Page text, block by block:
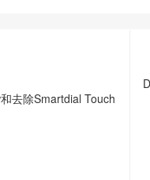
去除Smartdial Touch